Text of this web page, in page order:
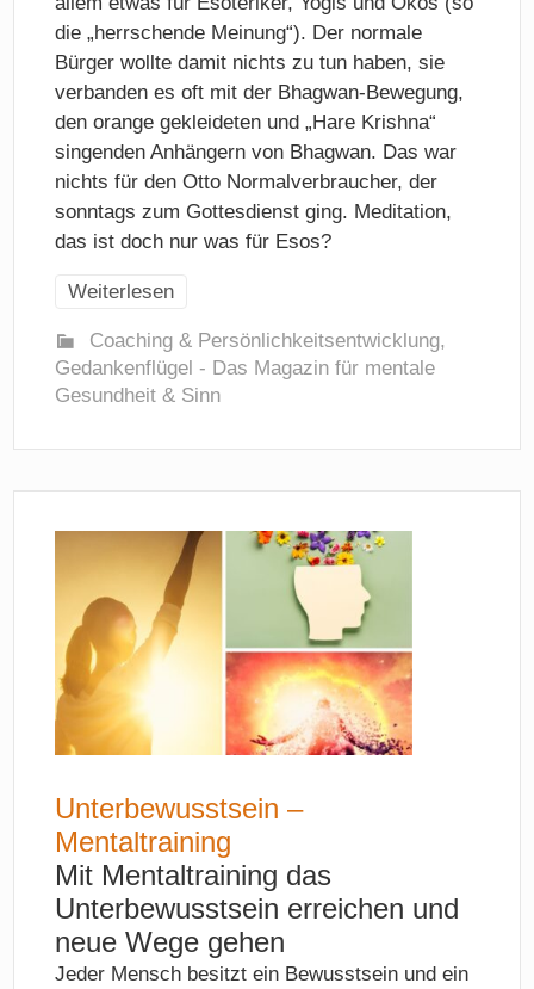
die „herrschende Meinung“). Der normale
Bürger wollte damit nichts zu tun haben, sie
verbanden es oft mit der Bhagwan-Bewegung,
den orange gekleideten und „Hare Krishna“
singenden Anhängern von Bhagwan. Das war
nichts für den Otto Normalverbraucher, der
sonntags zum Gottesdienst ging. Meditation,
das ist doch nur was für Esos?
Weiterlesen
Coaching & Persönlichkeitsentwicklung,
Gedankenflügel - Das Magazin für mentale
Gesundheit & Sinn
Unterbewusstsein –
Mentaltraining
Mit Mentaltraining das
Unterbewusstsein erreichen und
neue Wege gehen
Jeder Mensch besitzt ein Bewusstsein und ein